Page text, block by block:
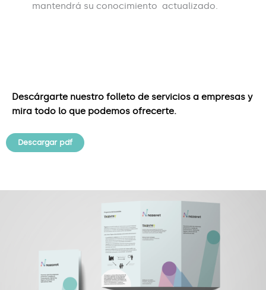
mantendrá su conocimiento actualizado.
Descárgarte nuestro folleto de servicios a empresas y
mira todo lo que podemos ofrecerte.
Descargar pdf